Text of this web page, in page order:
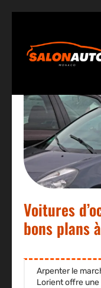
Voitures
bons plans
Arpenter le
Lorientoffre une